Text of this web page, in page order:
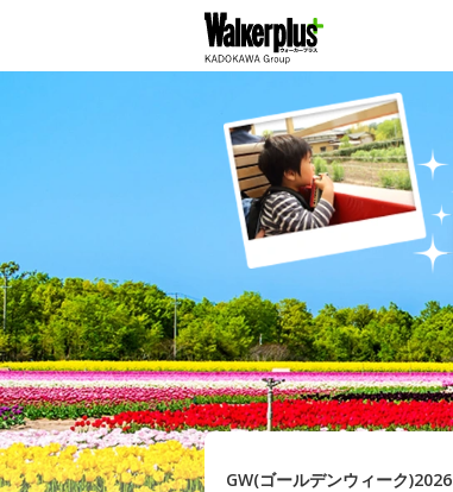
GW(ゴールデンウィーク)2026